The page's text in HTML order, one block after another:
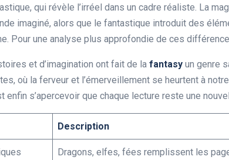
qui révèle l’irréel dans un cadre réaliste. La
imaginé, alors que le fantastique introduit des
Pour une analyse plus approfondie de ces
et d’imagination ont fait de la fantasy un genre
où la ferveur et l’émerveillement se heurtent à
enfin s’apercevoir que chaque lecture reste une
Description
Dragons, elfes, fées remplissent les